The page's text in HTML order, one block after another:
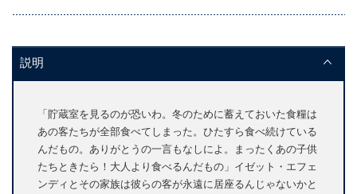
説明
「貯蔵室を見るのが恐いわ。冬のために蓄えておいた食糧は
あの客たちが全部食べてしまった。ひたすら食べ続けている
んだもの。ありがとうの一言もなしによ。まったくあの子供
たちときたら！大人より食べるんだもの」イゼット・エフェ
ンディとその家族は彼らの客が永遠に居座るんじゃないかと